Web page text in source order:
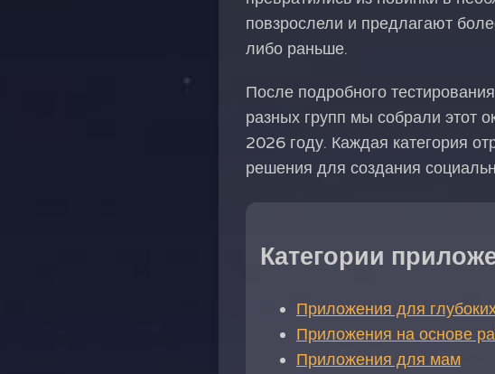
повзрослели и предлагают
либо раньше.
После подробного
разных групп мы собрали этот
2026 году. Каждая категория
решения для создания
Категории
Приложения для
Приложения на основе
Приложения для мам